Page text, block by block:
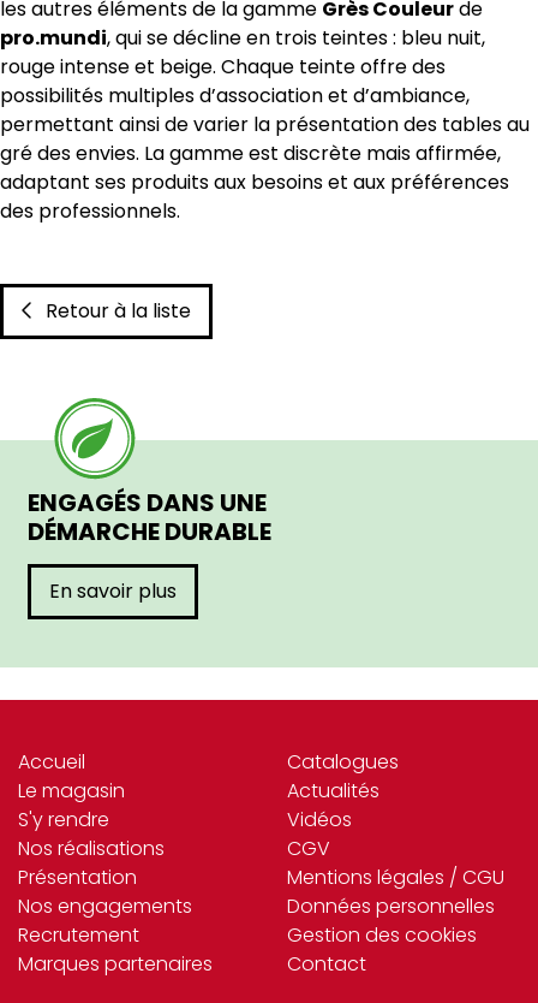
les autres éléments de la gamme Grès Couleurde
pro.mundi, qui se décline en trois teintes : bleu nuit,
rouge intense et beige. Chaque teinte offre des
possibilités multiples d’association et d’ambiance,
permettant ainsi de varier la présentation des tables au
gré des envies. La gamme est discrète mais affirmée,
adaptant ses produits aux besoins et aux préférences
des professionnels.
Retour à la liste
ENGAGÉS DANS UNE
DÉMARCHE DURABLE
En savoir plus
Accueil
Le magasin
S'y rendre
Nos réalisations
Présentation
Nos engagements
Recrutement
Marques partenaires
Catalogues
Actualités
Vidéos
CGV
Mentions légales / CGU
Données personnelles
Gestion des cookies
Contact